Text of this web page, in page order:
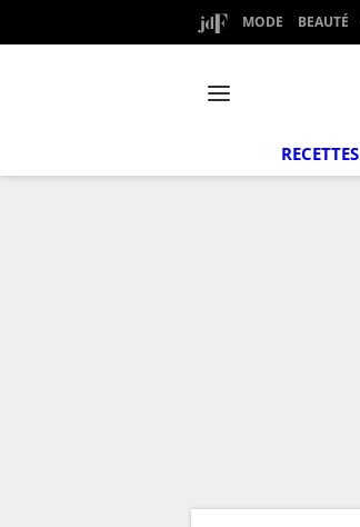
MODE BEAUTÉ
RECETTES